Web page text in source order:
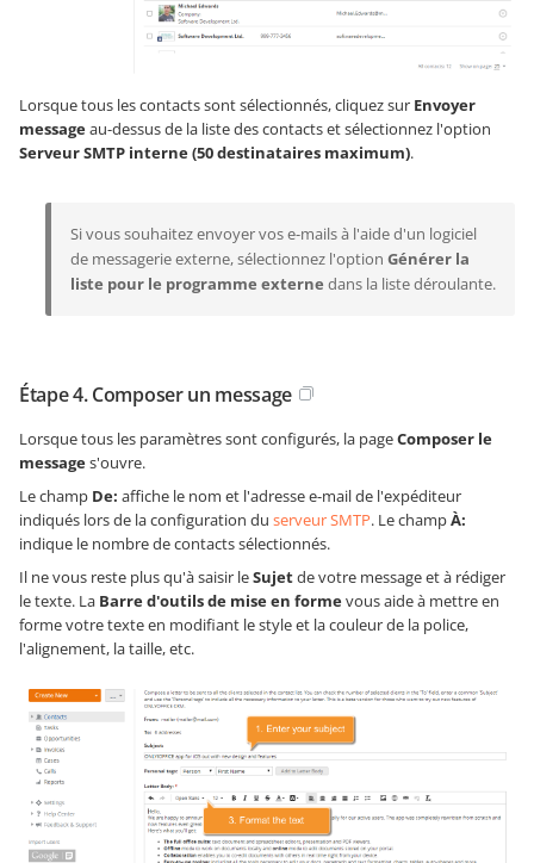
Lorsque tous les contacts sont sélectionnés, cliquez sur Envoyer
messageau-dessus de la liste des contacts et sélectionnez l'option
Serveur SMTP interne (50 destinataires maximum).
Si vous souhaitez envoyer vos e-mails à l'aide d'un logiciel
de messagerie externe, sélectionnez l'option Générer la
liste pour le programme externe dans la liste déroulante.
Étape 4. Composer un message
Lorsque tous les paramètres sont configurés, la pageComposer le
messages'ouvre.
Le champ De: affiche le nom et l'adresse e-mail de l'expéditeur
indiqués lors de la configuration du serveur SMTP. Le champÀ:
indique le nombre de contacts sélectionnés.
Il ne vous reste plus qu'à saisir leSujetde votre message et à rédiger
le texte. La Barre d'outils de mise en formevous aide à mettre en
forme votre texte en modifiant le style et la couleur de la police,
l'alignement, la taille, etc.